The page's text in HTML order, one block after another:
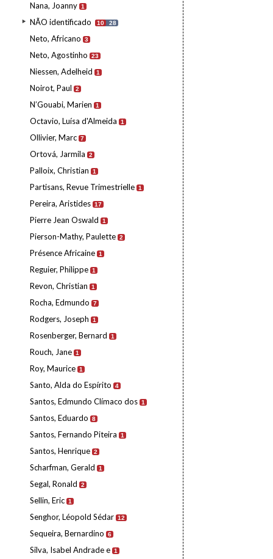
Nana, Joanny 1
NÃO identificado 10 28
Neto, Africano 3
Neto, Agostinho 23
Niessen, Adelheid 1
Noirot, Paul 2
N’Gouabi, Marien 1
Octavio, Luísa d'Almeida 1
Ollivier, Marc 7
Ortová, Jarmila 2
Palloix, Christian 1
Partisans, Revue Trimestrielle 1
Pereira, Aristides 17
Pierre Jean Oswald 1
Pierson-Mathy, Paulette 2
Présence Africaine 1
Reguier, Philippe 1
Revon, Christian 1
Rocha, Edmundo 7
Rodgers, Joseph 1
Rosenberger, Bernard 1
Rouch, Jane 1
Roy, Maurice 1
Santo, Alda do Espírito 4
Santos, Edmundo Clímaco dos 1
Santos, Eduardo 8
Santos, Fernando Piteira 1
Santos, Henrique 2
Scharfman, Gerald 1
Segal, Ronald 2
Sellin, Eric 1
Senghor, Léopold Sédar 12
Sequeira, Bernardino 6
Silva, Isabel Andrade e 1